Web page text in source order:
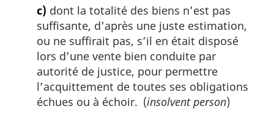
c) dont la totalité des biens n’est pas
suffisante, d’après une juste estimation,
ou ne suffirait pas, s’il en était disposé
lors d’une vente bien conduite par
autorité de justice, pour permettre
l’acquittement de toutes ses obligations
échues ou à échoir. (insolvent person)